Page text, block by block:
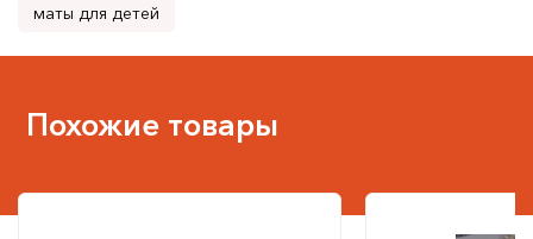
маты для детей
Похожие товары